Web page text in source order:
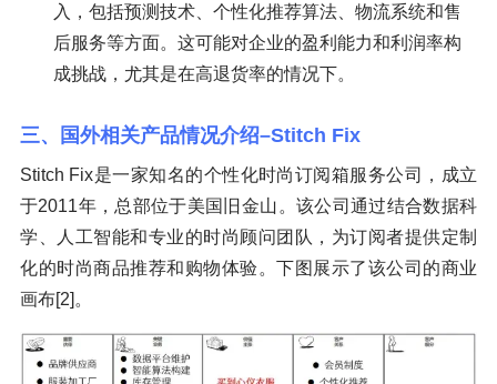
入，包括预测技术、个性化推荐算法、物流系统和售
后服务等方面。这可能对企业的盈利能力和利润率构
成挑战，尤其是在高退货率的情况下。
三、国外相关产品情况介绍–Stitch Fix
Stitch Fix是一家知名的个性化时尚订阅箱服务公司，成立
于2011年，总部位于美国旧金山。该公司通过结合数据科
学、人工智能和专业的时尚顾问团队，为订阅者提供定制
化的时尚商品推荐和购物体验。下图展示了该公司的商业
画布[2]。